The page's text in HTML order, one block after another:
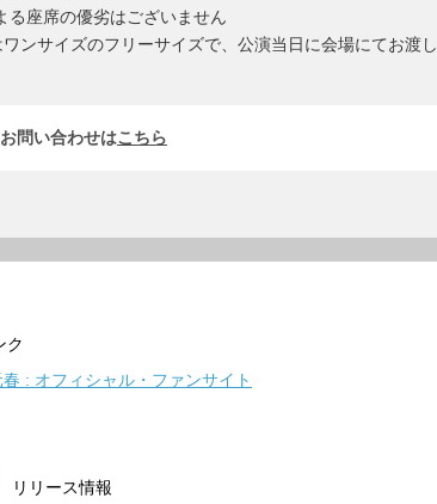
座席の優劣はございません
ンサイズのフリーサイズで、公演当日に会場にてお渡し
問い合わせはこちら
ク
: オフィシャル・ファンサイト
リリース情報